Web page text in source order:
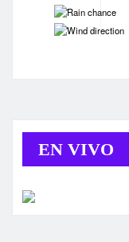
-
-
EN VIVO